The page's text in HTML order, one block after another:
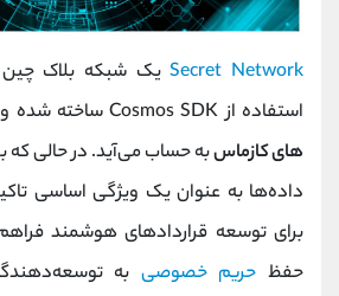
Secret Networkیک شبکه بلاک
استفاده از Cosmos SDK ساخته شده و یکی از
های کازماسبه حساب می‌آید. در حالی
داده‌ها به عنوان یک ویژگی اساسی
برای توسعه قراردادهای هوشمند
حفظ حریم خصوصی به